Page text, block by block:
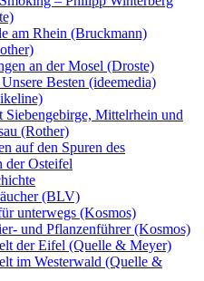
am Rhein (Bruckmann)
an der Mosel (Droste)
Besten (ideemedia)
Siebengebirge, Mittelrhein und
(Rother)
auf den Spuren des
der Osteifel
(BLV)
unterwegs (Kosmos)
und Pflanzenführer (Kosmos)
der Eifel (Quelle & Meyer)
im Westerwald (Quelle &